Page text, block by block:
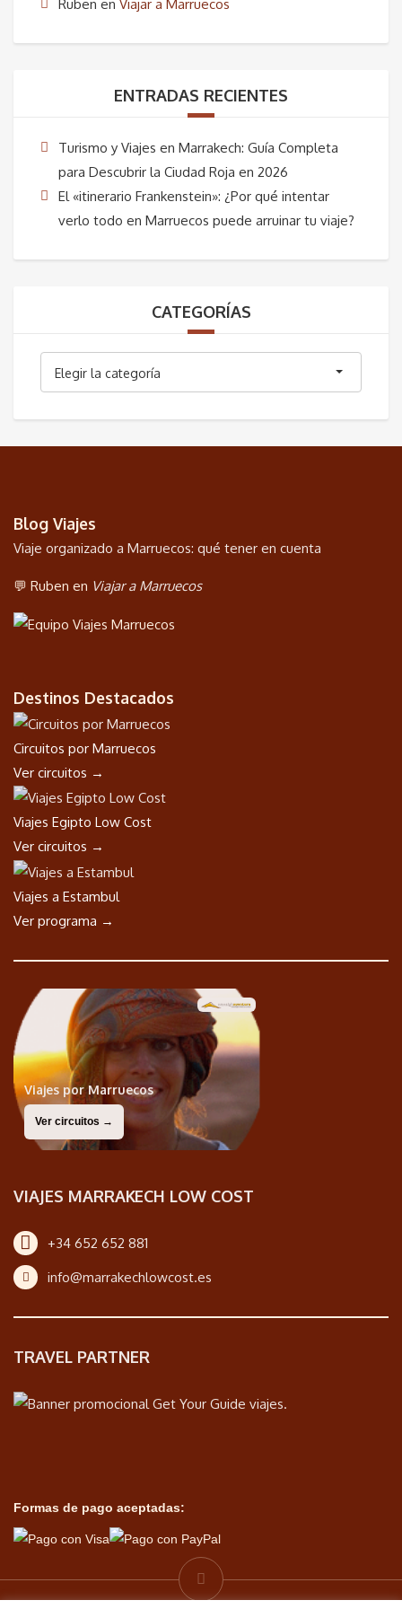
Ruben en Viajar a Marruecos
ENTRADAS RECIENTES
Turismo y Viajes en Marrakech: Guía Completa
para Descubrir la Ciudad Roja en 2026
El «itinerario Frankenstein»: ¿Por qué intentar
verlo todo en Marruecos puede arruinar tu viaje?
CATEGORÍAS
Elegir la categoría
Blog Viajes
Viaje organizado a Marruecos: qué tener en cuenta
💬 Ruben en Viajar a Marruecos
Destinos Destacados
Circuitos por Marruecos
Ver circuitos →
Viajes Egipto Low Cost
Ver circuitos →
Viajes a Estambul
Ver programa →
Viajes por Marruecos
Ver circuitos →
VIAJES MARRAKECH LOW COST
+34 652 652 881
info@marrakechlowcost.es
TRAVEL PARTNER
Formas de pago aceptadas: